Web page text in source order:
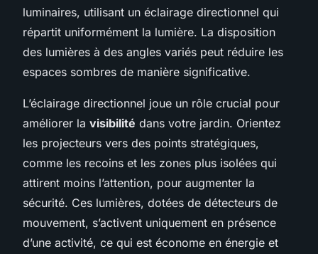
luminaires, utilisant un éclairage directionnel qui
répartit uniformément la lumière. La disposition
des lumières à des angles variés peut réduire les
espaces sombres de manière significative.
L’éclairage directionnel joue un rôle crucial pour
améliorer la visibilité dans votre jardin. Orientez
les projecteurs vers des points stratégiques,
comme les recoins et les zones plus isolées qui
attirent moins l’attention, pour augmenter la
sécurité. Ces lumières, dotées de détecteurs de
mouvement, s’activent uniquement en présence
d’une activité, ce qui est économe en énergie et